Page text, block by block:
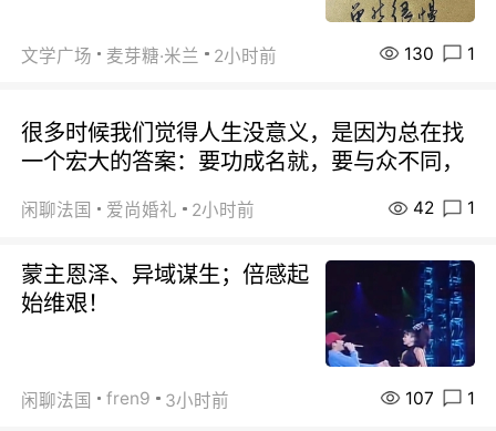
文学广场 麦芽糖·米兰 2小时前 130 1
很多时候我们觉得人生没意义，是因为总在找
一个宏大的答案：要功成名就，要与众不同，
闲聊法国 爱尚婚礼 2小时前 42 1
蒙主恩泽、异域谋生；倍感起
始维艰！
闲聊法国 fren9 3小时前 107 1